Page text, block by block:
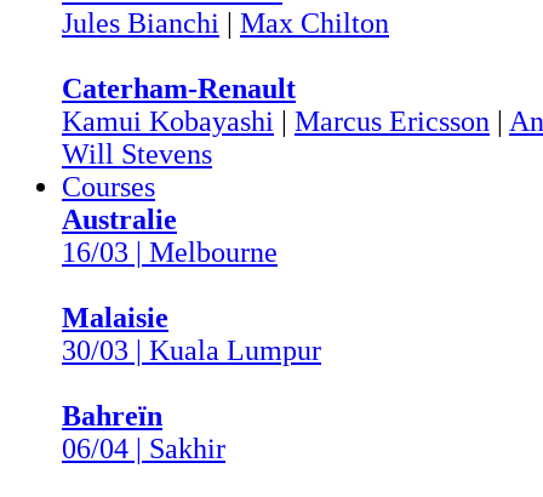
Jules Bianchi | Max Chilton
Caterham-Renault
Kamui Kobayashi | Marcus Ericsson |
Will Stevens
Courses
Australie
16/03 | Melbourne
Malaisie
30/03 | Kuala Lumpur
Bahreïn
06/04 | Sakhir